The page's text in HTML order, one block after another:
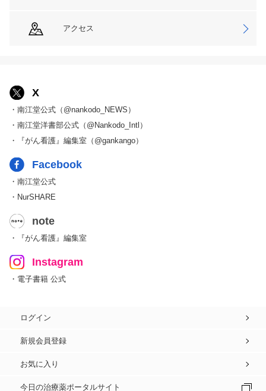
アクセス
X
・南江堂公式（@nankodo_NEWS）
・南江堂洋書部公式（@Nankodo_Intl）
・『がん看護』編集室（@gankango）
Facebook
・南江堂公式
・NurSHARE
note
・『がん看護』編集室
Instagram
・電子書籍 公式
ログイン
新規会員登録
お気に入り
今日の治療薬ポータルサイト